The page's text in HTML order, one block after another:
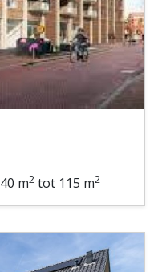
40 m2 tot 115 m2